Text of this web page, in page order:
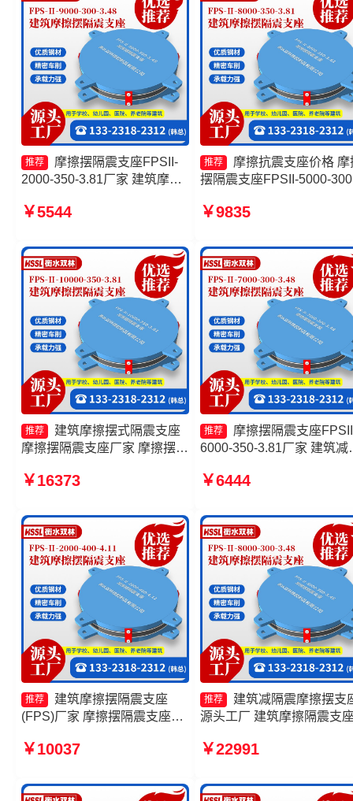
推荐
摩擦摆隔震支座FPSII-
2000-350-3.81厂家 建筑摩擦
擦摆隔震支座FPSII-8000-
厂家
￥5544
推荐
摩擦抗震支座价格 摩
摆隔震支座FPSII-5000-
FBD生产厂家 摩擦摆隔震
￥9835
推荐
建筑摩擦摆式隔震支座
摩擦摆隔震支座厂家 摩擦摆隔
厂家 摩擦摆隔震支座FPSII-
￥16373
推荐
摩擦摆隔震支座
6000-350-3.81厂家 建筑减
擦隔震支座厂家 摩擦摆隔
￥6444
推荐
建筑摩擦摆隔震支座
(FPS)厂家 摩擦摆隔震支座
家 建筑隔震摩擦摆支座生产厂
￥10037
推荐
建筑减隔震摩擦摆支
源头工厂 建筑摩擦隔震支
产厂家 建筑摩擦隔震支座
￥22991